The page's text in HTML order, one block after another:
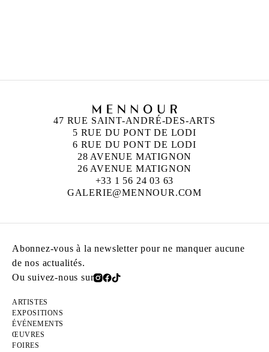
47 RUE SAINT-ANDRÉ-DES-ARTS
5 RUE DU PONT DE LODI
6 RUE DU PONT DE LODI
28 AVENUE MATIGNON
26 AVENUE MATIGNON
+33 1 56 24 03 63
GALERIE@MENNOUR.COM
Abonnez-vous à la newsletter pour ne manquer aucune
de nos actualités.
Ou suivez-nous sur
ARTISTES
EXPOSITIONS
ÉVÉNEMENTS
ŒUVRES
FOIRES